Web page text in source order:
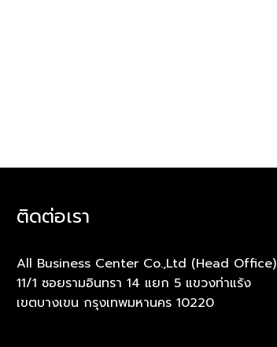
ติดต่อเรา
All Business Center Co.,Ltd (Head Office)
11/1 ซอยรามอินทรา 14 แยก 5 แขวงท่าแร้ง
เขตบางเขน กรุงเทพมหานคร 10220